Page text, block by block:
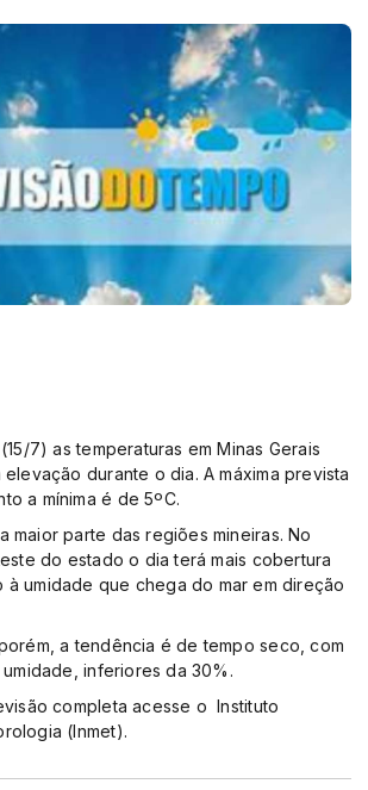
7) as temperaturas em Minas Gerais
durante o dia. A máxima prevista
a mínima é de 5ºC.
maior parte das regiões mineiras. No
do estado o dia terá mais cobertura
umidade que chega do mar em direção
a tendência é de tempo seco, com
inferiores da 30%.
completa acesse o Instituto
(Inmet).